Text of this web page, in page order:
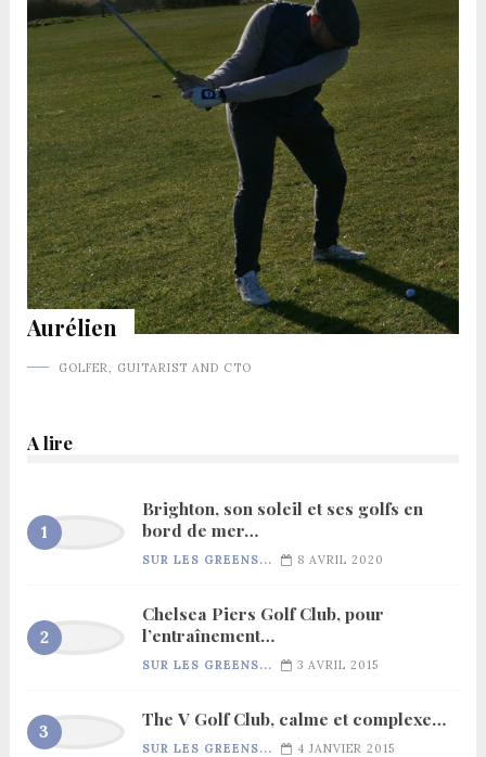
Aurélien
GOLFER, GUITARIST AND CTO
A lire
Brighton, son soleil et ses golfs en
bord de mer…
SUR LES GREENS... 8 AVRIL 2020
Chelsea Piers Golf Club, pour
l’entraînement…
SUR LES GREENS... 3 AVRIL 2015
The V Golf Club, calme et complexe…
SUR LES GREENS... 4 JANVIER 2015